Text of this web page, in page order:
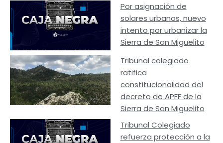
Por asignación de
solares urbanos, nuevo
intento por urbanizar la
Sierra de San Miguelito
Tribunal colegiado
ratifica
constitucionalidad del
decreto de APFF de la
Sierra de San Miguelito
Tribunal Colegiado
refuerza protección a la